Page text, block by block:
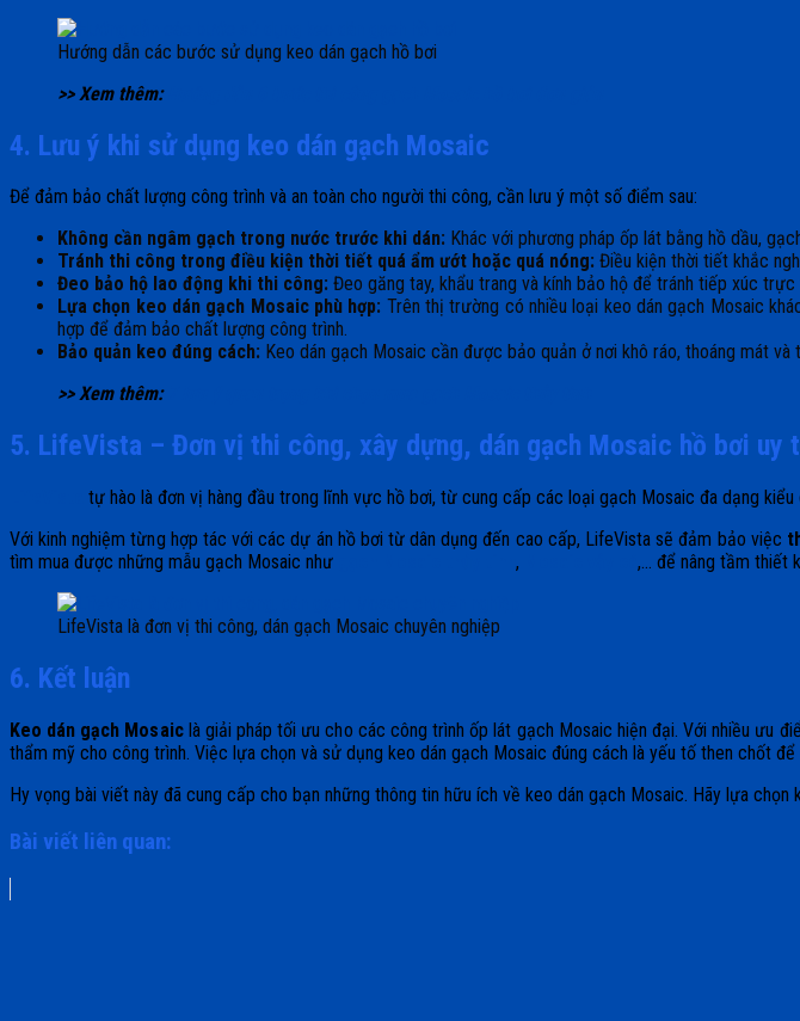
Hướng dẫn các bước sử dụng keo dán gạch hồ bơi
>> Xem thêm:
4. Lưu ý khi sử dụng keo dán gạch Mosaic
Để đảm bảo chất lượng công trình và an toàn cho người thi công, cần lưu ý một số điểm sau:
Không cần ngâm gạch trong nước trước khi dán: Khác với phương pháp ốp lát bằng hồ dầu,
Tránh thi công trong điều kiện thời tiết quá ẩm ướt hoặc quá nóng: Điều kiện thời tiết khắc
Đeo bảo hộ lao động khi thi công: Đeo găng tay, khẩu trang và kính bảo hộ để tránh tiếp xúc
Lựa chọn keo dán gạch Mosaic phù hợp: Trên thị trường có nhiều loại keo dán gạch Mosaic
hợp để đảm bảo chất lượng công trình.
Bảo quản keo đúng cách: Keo dán gạch Mosaic cần được bảo quản ở nơi khô ráo, thoáng mát và
>> Xem thêm:
5. LifeVista – Đơn vị thi công, xây dựng, dán gạch Mosaic hồ bơi uy
tự hào là đơn vị hàng đầu trong lĩnh vực hồ bơi, từ cung cấp các loại gạch Mosaic đa dạng kiểu
Với kinh nghiệm từng hợp tác với các dự án hồ bơi từ dân dụng đến cao cấp, LifeVista sẽ đảm bảo việc
tìm mua được những mẫu gạch Mosaic như
, ,… để nâng tầm thiết
LifeVista là đơn vị thi công, dán gạch Mosaic chuyên nghiệp
6. Kết luận
Keo dán gạch Mosaiclà giải pháp tối ưu cho các công trình ốp lát gạch Mosaic hiện đại. Với nhiều ưu
thẩm mỹ cho công trình. Việc lựa chọn và sử dụng keo dán gạch Mosaic đúng cách là yếu tố then chốt
Hy vọng bài viết này đã cung cấp cho bạn những thông tin hữu ích về keo dán gạch Mosaic. Hãy lựa
Bài viết liên quan: